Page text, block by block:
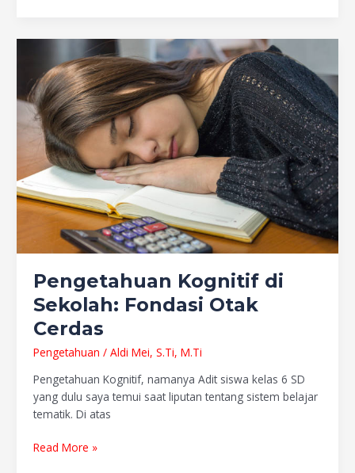
Pengetahuan Kognitif di
Sekolah: Fondasi Otak
Cerdas
Pengetahuan / Aldi Mei, S.Ti, M.Ti
Pengetahuan Kognitif, namanya Adit siswa kelas 6 SD
yang dulu saya temui saat liputan tentang sistem belajar
tematik. Di atas
Pengetahuan
Kognitif
di
Sekolah:
Fondasi
Otak
Cerdas
Read More »